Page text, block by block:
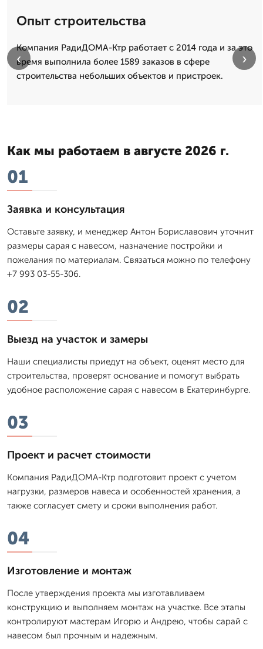
Опыт строительства
Компания РадиДОМА-Ктр работает с 2014 года и за это
время выполнила более 1589 заказов в сфере
строительства небольших объектов и пристроек.
‹ ›
Как мы работаем в августе 2026 г.
01
Заявка и консультация
Оставьте заявку, и менеджер Антон Бориславович уточнит
размеры сарая с навесом, назначение постройки и
пожелания по материалам. Связаться можно по телефону
+7 993 03-55-306.
02
Выезд на участок и замеры
Наши специалисты приедут на объект, оценят место для
строительства, проверят основание и помогут выбрать
удобное расположение сарая с навесом в Екатеринбурге.
03
Проект и расчет стоимости
Компания РадиДОМА-Ктр подготовит проект с учетом
нагрузки, размеров навеса и особенностей хранения, а
также согласует смету и сроки выполнения работ.
04
Изготовление и монтаж
После утверждения проекта мы изготавливаем
конструкцию и выполняем монтаж на участке. Все этапы
контролируют мастерам Игорю и Андрею, чтобы сарай с
навесом был прочным и надежным.